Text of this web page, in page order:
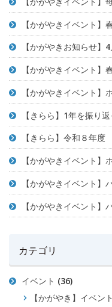
【かがやきイベント】
【かがやきお知らせ】
【かがやきイベント】
【かがやきイベント】
【きらら】1年を振り
【きらら】令和８年
【かがやきイベント】
【かがやきイベント】
【かがやきイベント】
カテゴリ
イベント (36)
【かがやき】イベント